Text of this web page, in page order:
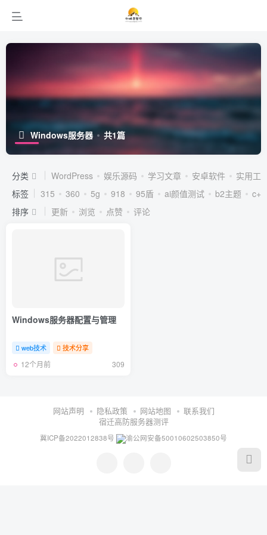
Windows服务器 共1篇
分类 WordPress 娱乐源码 学习文章 安卓软件
实用工
标签
315 360 5g 918 95盾 ai颜值测试 b2主题
c++
排序
更新 浏览 点赞 评论
Windows服务器配置与管理
web技术 技术分享
12个月前 309
网站声明 隐私政策 网站地图
联系我们
宿迁高防服务器测评
冀ICP备2022012838号 渝公网安备50010602503850号